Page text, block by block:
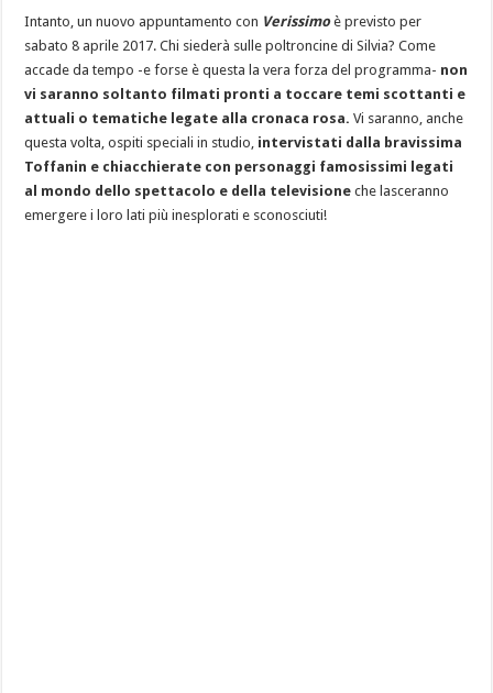
Intanto, un nuovo appuntamento con Verissimoè previsto per
sabato 8 aprile 2017. Chi siederà sulle poltroncine di Silvia? Come
accade da tempo -e forse è questa la vera forza del programma- non
vi saranno soltanto filmati pronti a toccare temi scottanti e
attuali o tematiche legate alla cronaca rosa. Vi saranno, anche
questa volta, ospiti speciali in studio, intervistati dalla bravissima
Toffanin e chiacchierate con personaggi famosissimi legati
al mondo dello spettacolo e della televisione che lasceranno
emergere i loro lati più inesplorati e sconosciuti!